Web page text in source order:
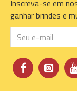
Inscreva-se em
ganhar brindes e